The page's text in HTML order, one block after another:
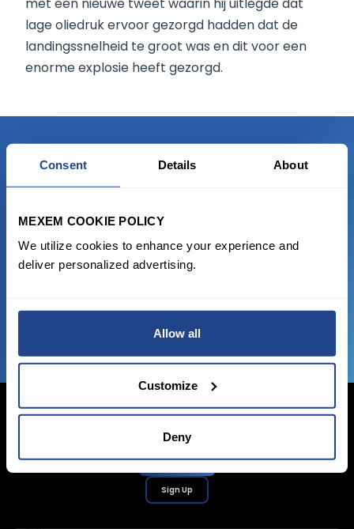
Consent Details About
MEXEM COOKIE POLICY
We utilize cookies to enhance your experience and
deliver personalized advertising.
Allow all
Customize
Deny
lage oliedruk ervoor gezorgd hadden dat de
landingssnelheid te groot was en dit voor een
enorme explosie heeft gezorgd.
READY TO GET STARTED?
Start trading with the full package, from
state of the art platform to free tool and
favorable transaction fees.
JOIN US NOW
Login Now
Sign Up